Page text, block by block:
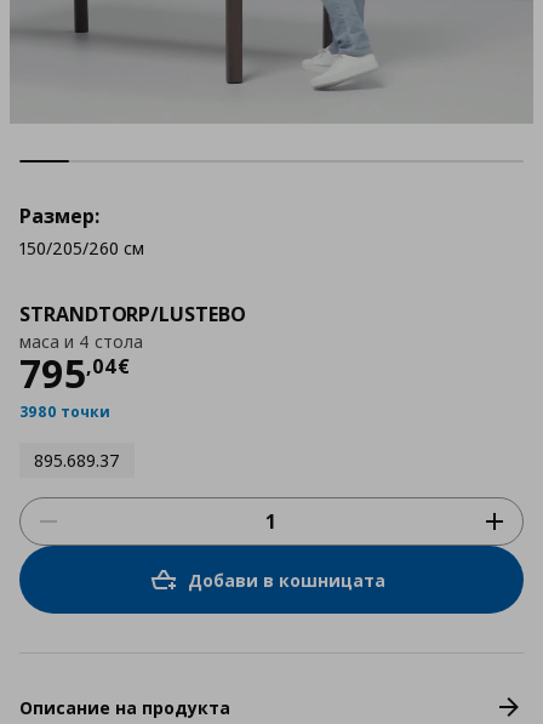
STRANDTORP/LUSTEBO
маса и 4 стола
795,04€
Цена795,04 €
3980 точки
895.689.37
Размер:
150/205/260 см
Добави в кошницата
Описание на продукта